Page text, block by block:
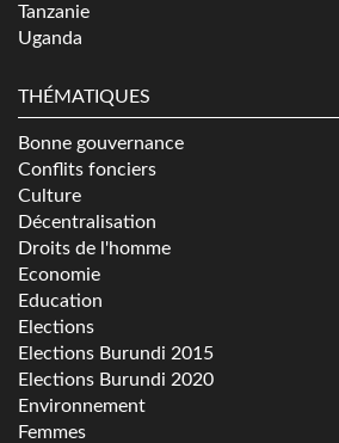
Tanzanie
Uganda
THÉMATIQUES
Bonne gouvernance
Conflits fonciers
Culture
Décentralisation
Droits de l'homme
Economie
Education
Elections
Elections Burundi 2015
Elections Burundi 2020
Environnement
Femmes